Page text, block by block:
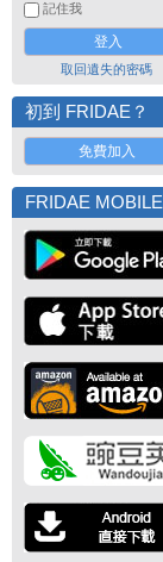
記住我
取回遺失的密碼
初到 FRIDAE？
免費加入
FRIDAE MOBILE